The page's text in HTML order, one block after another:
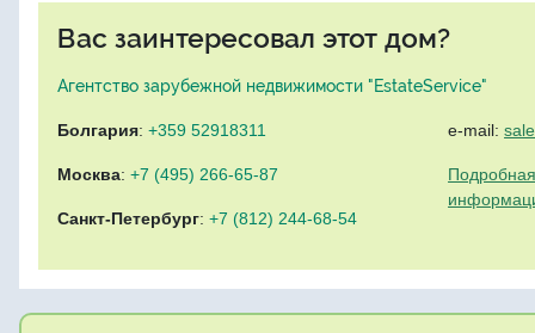
Вас заинтересовал этот дом?
Агентство зарубежной недвижимости "EstateService"
Болгария: +359 52918311
Москва: +7 (495) 266-65-87
Санкт-Петербург: +7 (812) 244-68-54
e-mail: